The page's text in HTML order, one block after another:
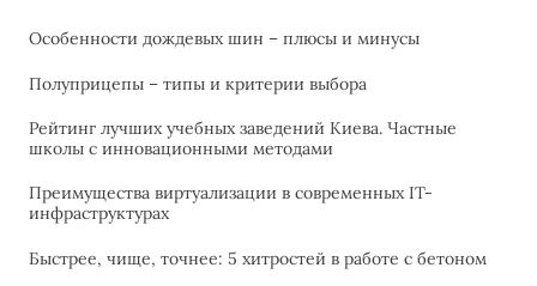
Особенности дождевых шин – плюсы и минусы
Полуприцепы – типы и критерии выбора
Рейтинг лучших учебных заведений Киева. Частные
школы с инновационными методами
Преимущества виртуализации в современных IT-
инфраструктурах
Быстрее, чище, точнее: 5 хитростей в работе с бетоном